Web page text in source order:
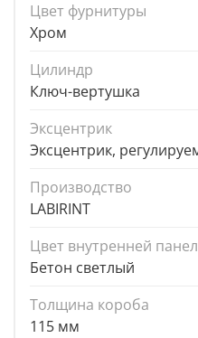
Цвет фурнитуры
Хром
Цилиндр
Ключ-вертушка
Эксцентрик
Эксцентрик,
Производство
LABIRINT
Цвет внутренней
Бетон светлый
Толщина короба
115 мм